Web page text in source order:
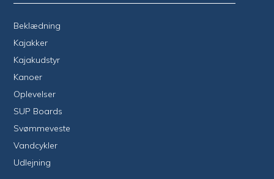
Beklædning
Kajakker
Kajakudstyr
Kanoer
Oplevelser
SUP Boards
Svømmeveste
Vandcykler
Udlejning